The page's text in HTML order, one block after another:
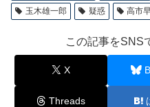
玉木雄一郎
疑惑 高市
この記事をSNS
X
Threads